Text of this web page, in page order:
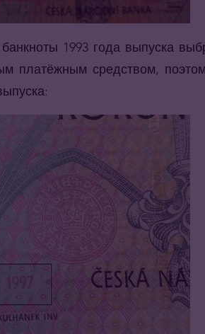
1993 года выпуска
платёжным средством,